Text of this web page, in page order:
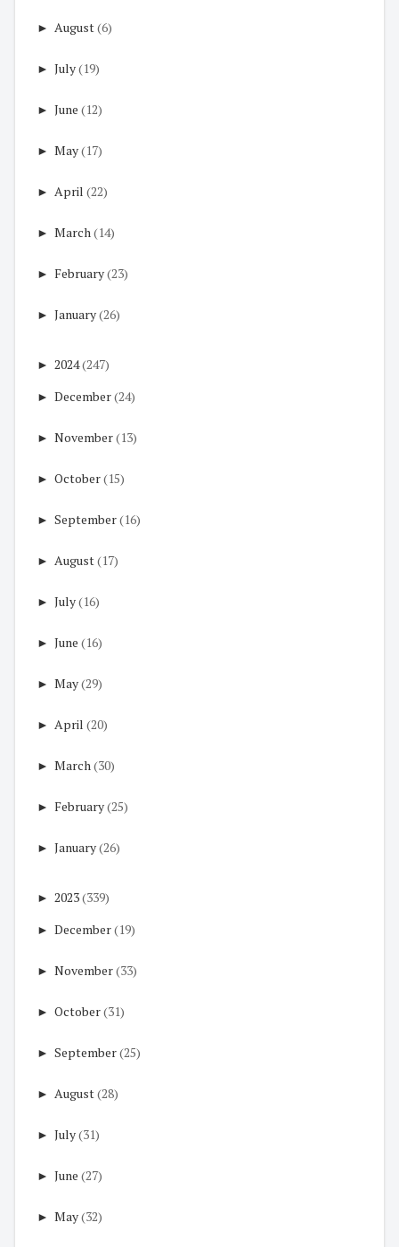
► August(6)
► July(19)
► June (12)
► May(17)
► April (22)
► March (14)
► February(23)
► January(26)
► 2024(247)
► December(24)
► November(13)
► October(15)
► September(16)
► August(17)
► July(16)
► June (16)
► May(29)
► April (20)
► March (30)
► February(25)
► January(26)
► 2023(339)
► December(19)
► November(33)
► October(31)
► September(25)
► August(28)
► July(31)
► June (27)
► May(32)